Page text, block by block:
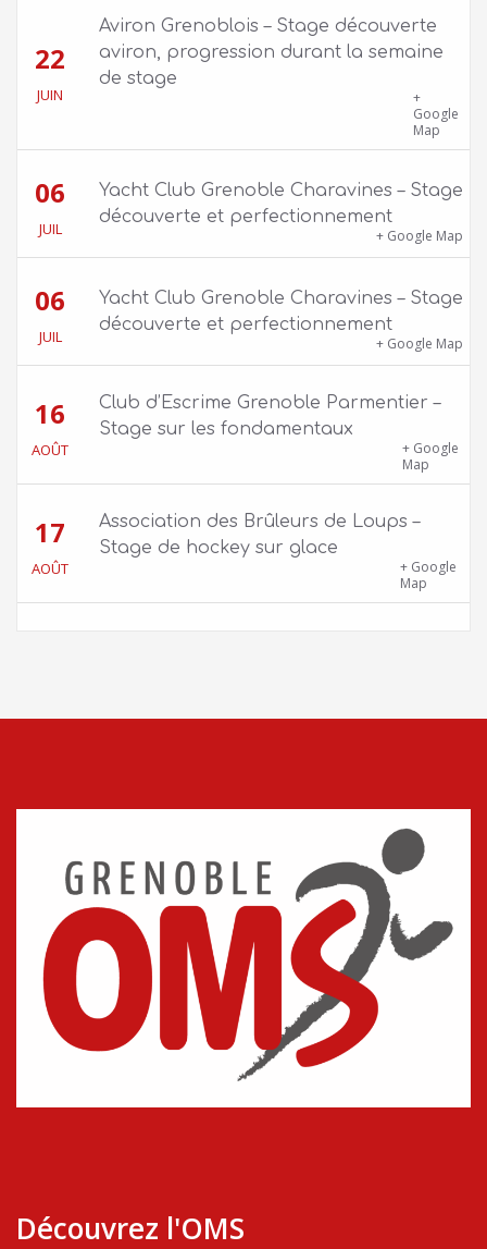
22
JUIN
Aviron Grenoblois – Stage découverte
aviron, progression durant la semaine
de stage
+
Google
Map
06
JUIL
Yacht Club Grenoble Charavines – Stage
découverte et perfectionnement
+ Google Map
06
JUIL
Yacht Club Grenoble Charavines – Stage
découverte et perfectionnement
+ Google Map
16
AOÛT
Club d’Escrime Grenoble Parmentier –
Stage sur les fondamentaux
+ Google
Map
17
AOÛT
Association des Brûleurs de Loups –
Stage de hockey sur glace
+ Google
Map
Découvrez l'OMS